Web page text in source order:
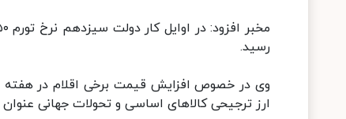
رسید.
وی در خصوص افزایش قیمت برخی اقلام در هفته
ارز ترجیحی کالاهای اساسی و تحولات جهانی عنوان